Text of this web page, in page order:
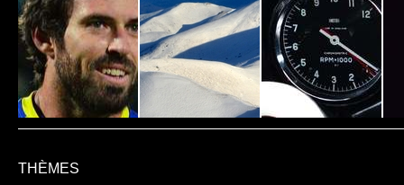
THÈMES